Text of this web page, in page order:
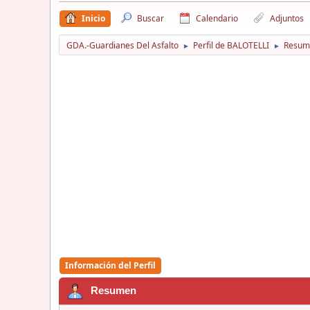
Inicio Buscar Calendario Adjuntos
GDA.-Guardianes Del Asfalto ► Perfil de BALOTELLI ►
Información del Perfil
Resumen